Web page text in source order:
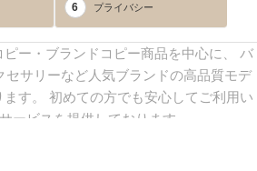
6 プライバシー
ー・ブランドコピー商品を中心に、 バ
セサリーなど人気ブランドの高品質モデ
す。 初めての方でも安心してご利用い
ービスを提供しております。